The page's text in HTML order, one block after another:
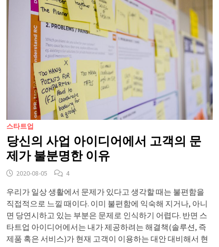
스타트업
당신의 사업 아이디어에서 고객의 문
제가 불분명한 이유
2020-08-05 4
우리가 일상 생활에서 문제가 있다고 생각할 때는 불편함을
직접적으로 느낄 때이다. 이미 불편함에 익숙해 지거나, 아니
면 당연시하고 있는 부분은 문제로 인식하기 어렵다. 반면 스
타트업 아이디어에서는 내가 제공하려는 해결책(솔루션, 즉
제품 혹은 서비스)가 현재 고객이 이용하는 대안 대비해서 현